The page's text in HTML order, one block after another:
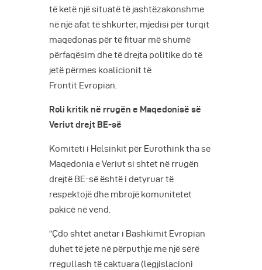
të ketë një situatë të jashtëzakonshme
në një afat të shkurtër, mjedisi për turqit
maqedonas për të fituar më shumë
përfaqësim dhe të drejta politike do të
jetë përmes koalicionit të
Frontit Evropian.
Roli kritik në rrugën e Maqedonisë së
Veriut drejt BE-së
Komiteti i Helsinkit për Eurothink tha se
Maqedonia e Veriut si shtet në rrugën
drejtë BE-së është i detyruar të
respektojë dhe mbrojë komunitetet
pakicë në vend.
“Çdo shtet anëtar i Bashkimit Evropian
duhet të jetë në përputhje me një sërë
rregullash të caktuara (legjislacioni